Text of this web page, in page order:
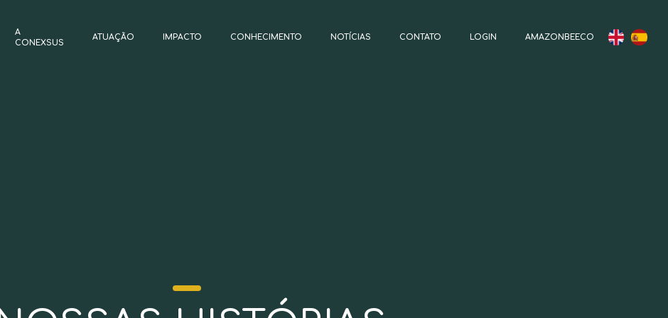
A
CONEXSUS
ATUAÇÃO IMPACTO CONHECIMENTO NOTÍCIAS CONTATO LOGIN AMAZONBEECO